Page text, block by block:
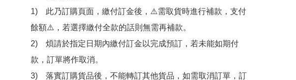
1)　此乃訂購頁面，繳付訂金後，⚠️需取貨時進行補款，支付
餘額⚠️，若選擇繳付全款的話則無需再補款。
2)　煩請於指定日期內繳付訂金以完成預訂，若未能如期付
款，訂單將作取消。
3)　落實訂購貨品後，不能轉訂其他貨品，如需取消訂單，訂